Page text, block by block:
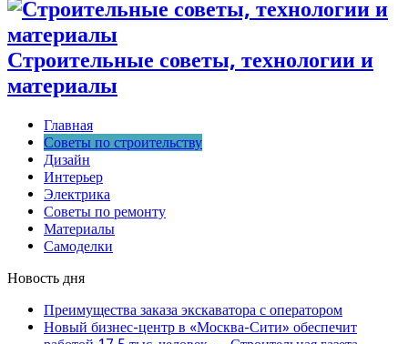
Строительные советы, технологии и
материалы
Главная
Советы по строительству
Дизайн
Интерьер
Электрика
Советы по ремонту
Материалы
Самоделки
Новость дня
Преимущества заказа экскаватора с оператором
Новый бизнес-центр в «Москва-Сити» обеспечит